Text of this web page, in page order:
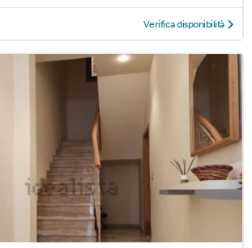
Verifica disponibilità